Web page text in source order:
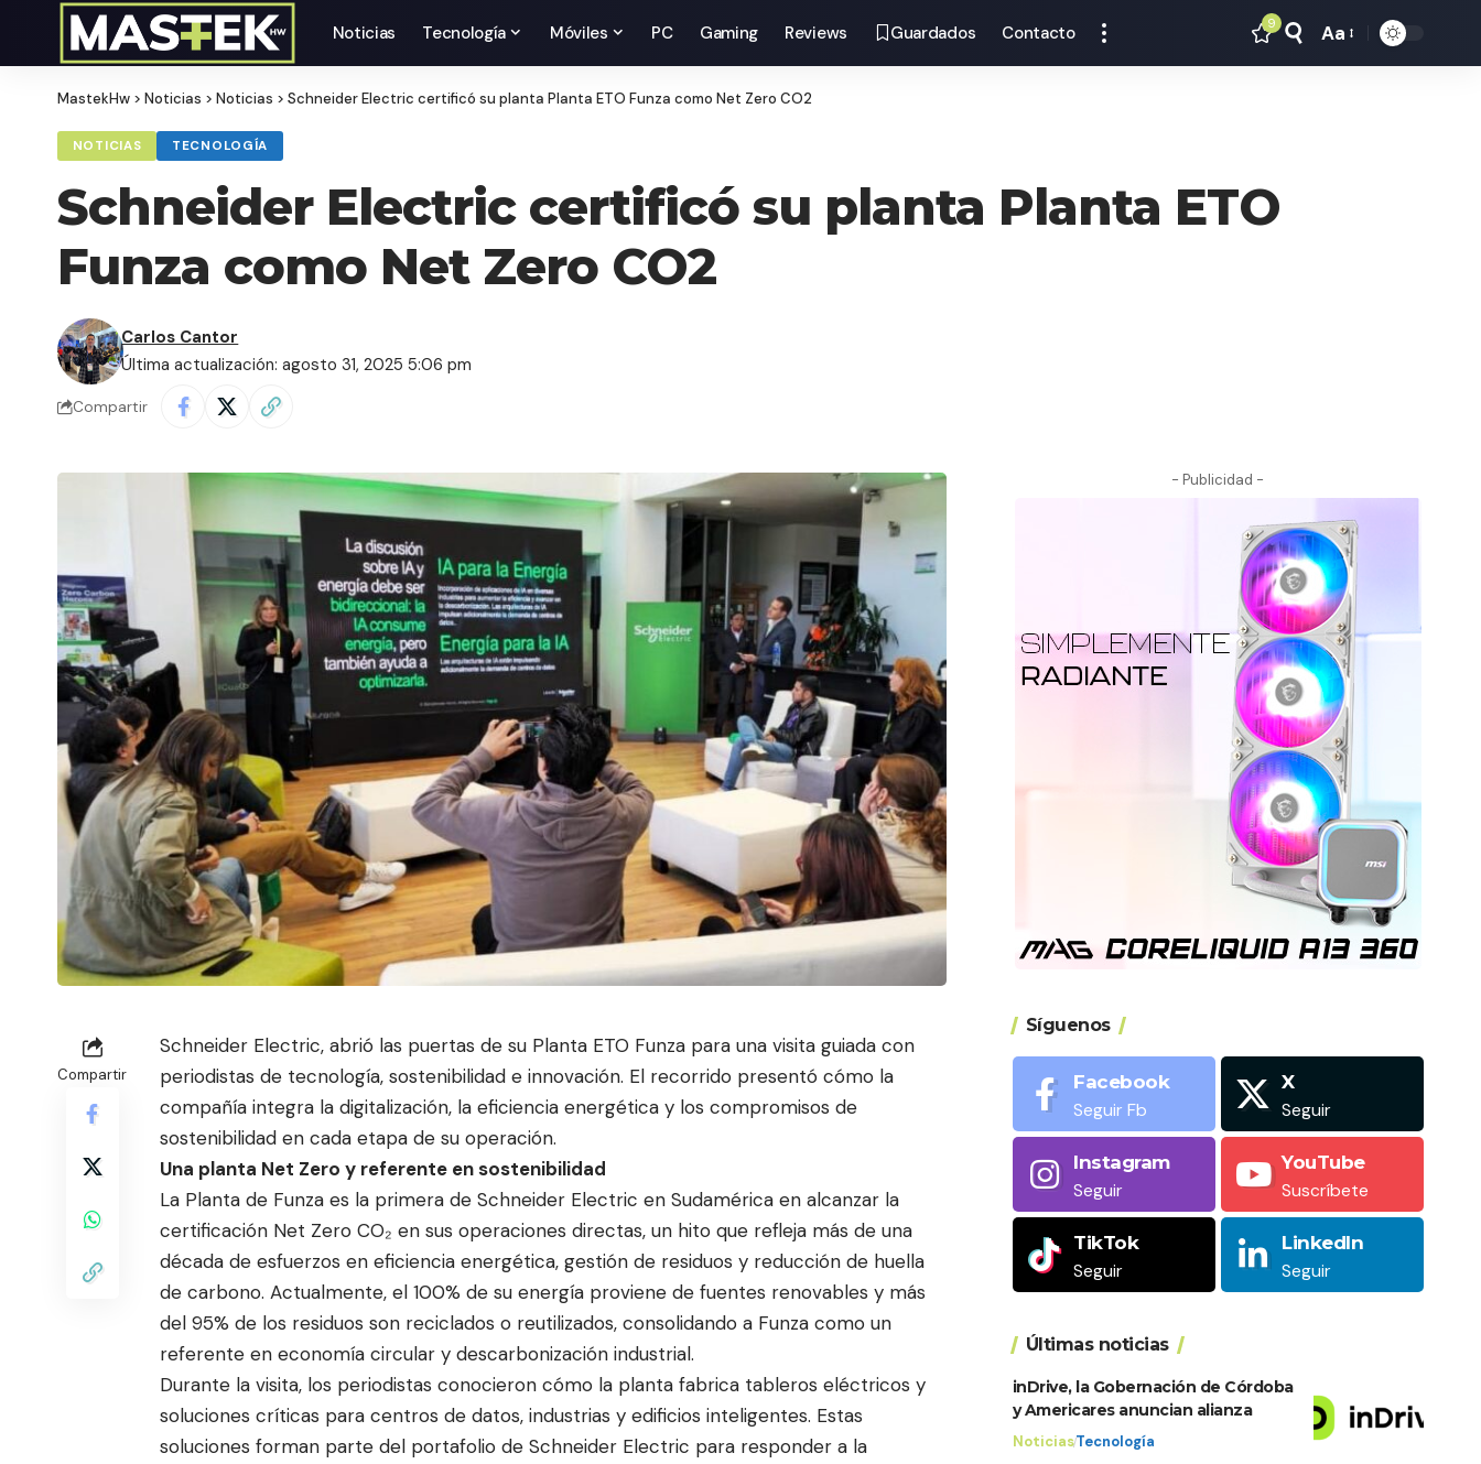
Noticias Tecnología Móviles PC Gaming Reviews Guardados Contacto 9
Tamaño
Aa
MastekHw > Noticias > Noticias > Schneider Electric certificó su planta Planta ETO Funza como Net Zero CO2
NOTICIAS TECNOLOGÍA
Schneider Electric certificó su planta Planta ETO
Funza como Net Zero CO2
Última actualización: agosto 31, 2025 5:06 pm
Carlos Cantor
Compartir
Compartir
Schneider Electric, abrió las puertas de su Planta ETO Funza para una visita guiada con
periodistas de tecnología, sostenibilidad e innovación. El recorrido presentó cómo la
compañía integra la digitalización, la eficiencia energética y los compromisos de
sostenibilidad en cada etapa de su operación.
Una planta Net Zero y referente en sostenibilidad
La Planta de Funza es la primera de Schneider Electric en Sudamérica en alcanzar la
certificación Net Zero CO₂ en sus operaciones directas, un hito que refleja más de una
década de esfuerzos en eficiencia energética, gestión de residuos y reducción de huella
de carbono. Actualmente, el 100% de su energía proviene de fuentes renovables y más
del 95% de los residuos son reciclados o reutilizados, consolidando a Funza como un
referente en economía circular y descarbonización industrial.
Durante la visita, los periodistas conocieron cómo la planta fabrica tableros eléctricos y
soluciones críticas para centros de datos, industrias y edificios inteligentes. Estas
soluciones forman parte del portafolio de Schneider Electric para responder a la
- Publicidad -
Síguenos
Facebook
Seguir Fb
X
Seguir
Instagram
Seguir
YouTube
Suscríbete
TikTok
Seguir
LinkedIn
Seguir
Últimas noticias
inDrive, la Gobernación de Córdoba
y Americares anuncian alianza
NoticiasTecnología